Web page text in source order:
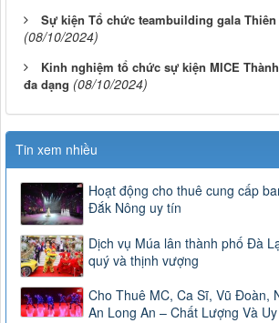
Sự kiện Tổ chức teambuilding gala
(08/10/2024)
Kinh nghiệm tổ chức sự kiện MICE
đa dạng (08/10/2024)
Tin xem nhiều
Hoạt động cho thuê cung cấp
Đắk Nông uy tín
Dịch vụ Múa lân thành phố Đà
quý và thịnh vượng
Cho Thuê MC, Ca Sĩ, Vũ Đoàn,
An Long An – Chất Lượng Và